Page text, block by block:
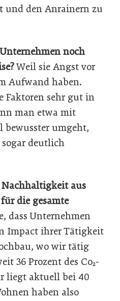
und den Anrainern zu
noch
Weil sie Angst vor
Aufwand haben.
Faktoren sehr gut in
man etwa mit
bewusster umgeht,
sogar deutlich
Nachhaltigkeit aus
die gesamte
dass Unternehmen
Impact ihrer Tätigkeit
wo wir tätig
36 Prozent des Co₂-
liegt aktuell bei 40
haben also